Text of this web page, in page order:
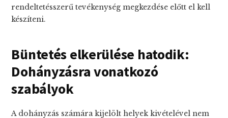
rendeltetésszerű tevékenység megkezdése előtt el kell
készíteni.
Büntetés elkerülése hatodik:
Dohányzásra vonatkozó
szabályok
A dohányzás számára kijelölt helyek kivételével nem